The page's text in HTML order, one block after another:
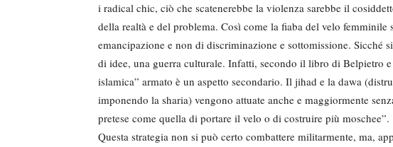
i radical chic, ciò che scatenerebbe la violenza sarebbe il
della realtà e del problema. Così come la fiaba del velo femminile
emancipazione e non di discriminazione e sottomissione. Sicché
di idee, una guerra culturale. Infatti, secondo il libro di Belpietro
islamica” armato è un aspetto secondario. Il jihad e la dawa
imponendo la sharia) vengono attuate anche e maggiormente
pretese come quella di portare il velo o di costruire più moschee”.
Questa strategia non si può certo combattere militarmente, ma,